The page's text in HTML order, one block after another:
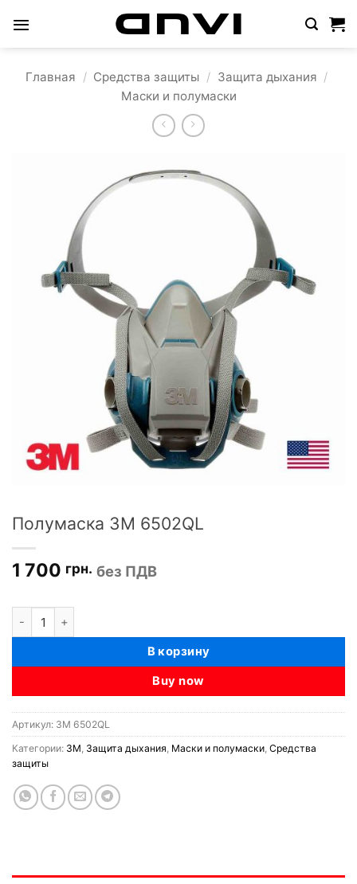
content
Главная / Средства защиты / Защита дыхания /
Маски и полумаски
Полумаска 3M 6502QL
1 700 грн. без ПДВ
В корзину
Buy now
Артикул: 3M 6502QL
Категории: 3M, Защита дыхания, Маски и полумаски, Средства
защиты